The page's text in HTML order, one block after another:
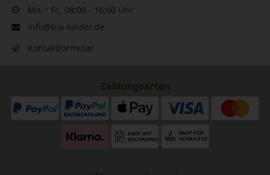
Mo. - Fr., 08:00 - 16:00 Uhr
info@bio-kinder.de
Kontaktformular
Zahlungsarten